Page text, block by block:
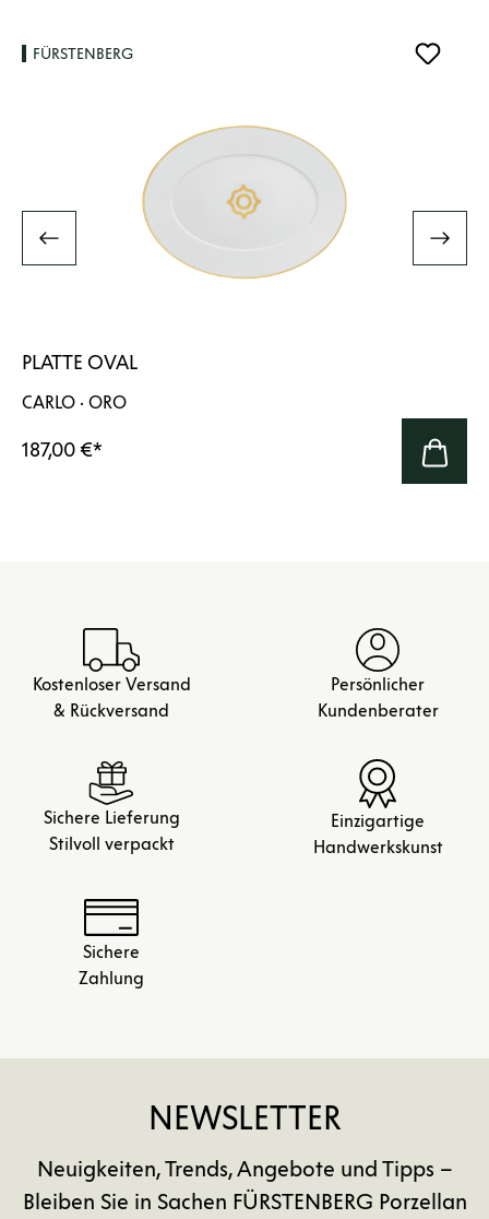
FÜRSTENBERG
PLATTE OVAL
CARLO · ORO
187,00 €*
Kostenloser Versand
& Rückversand
Persönlicher
Kundenberater
Sichere Lieferung
Stilvoll verpackt
Einzigartige
Handwerkskunst
Sichere
Zahlung
NEWSLETTER
Neuigkeiten, Trends, Angebote und Tipps –
Bleiben Sie in Sachen FÜRSTENBERG Porzellan